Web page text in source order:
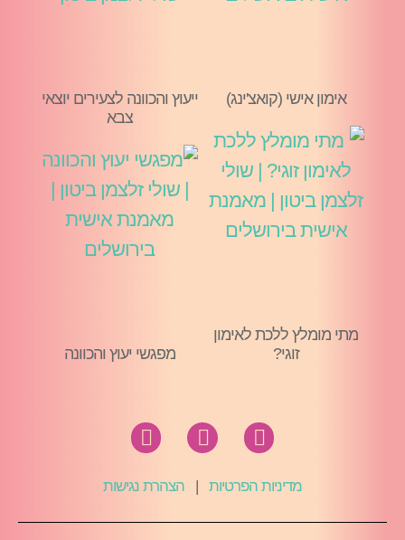
אימון אישי (קואצ'ינג)
מתי מומלץ ללכת לאימון
זוגי?
ייעוץ והכוונה לצעירים יוצאי
צבא
מפגשי יעוץ והכוונה
מדיניות הפרטיות| הצהרת נגישות